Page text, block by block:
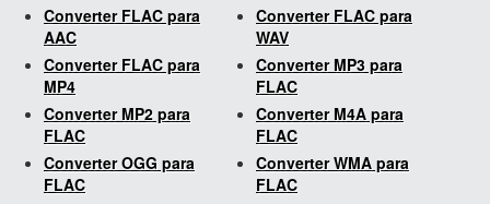
Converter FLAC para
AAC
Converter FLAC para
WAV
Converter FLAC para
MP4
Converter MP3 para
FLAC
Converter MP2 para
FLAC
Converter M4A para
FLAC
Converter OGG para
FLAC
Converter WMA para
FLAC